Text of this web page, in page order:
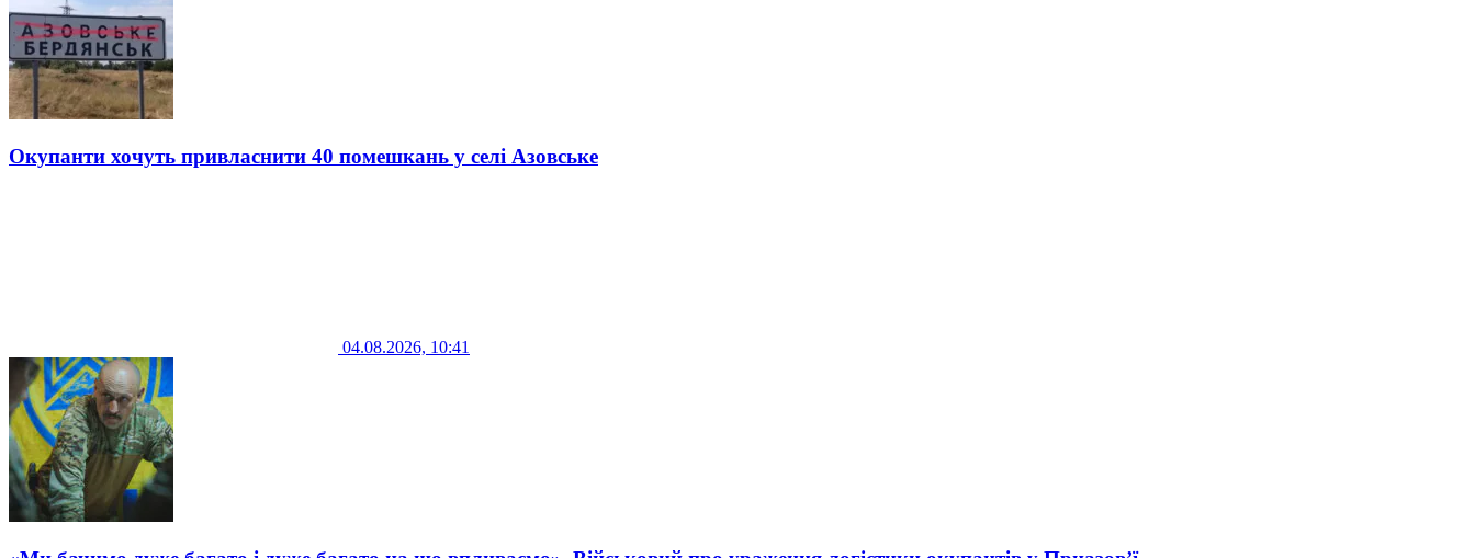
Окупанти хочуть привласнити 40 помешкань у селі Азовське
04.08.2026, 10:41